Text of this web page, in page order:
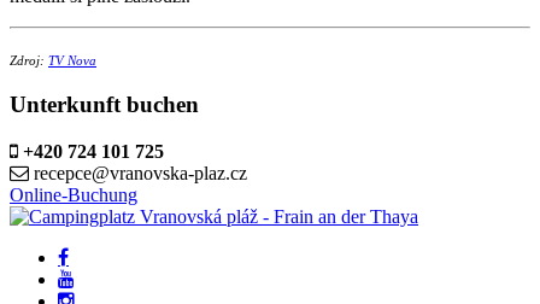
Zdroj: TV Nova
Unterkunft buchen
+420 724 101 725
recepce@vranovska-plaz.cz
Online-Buchung